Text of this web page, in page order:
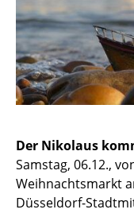
Der Nikolaus
Samstag, 06.12.,
Weihnachtsmarkt
Düsseldorf-